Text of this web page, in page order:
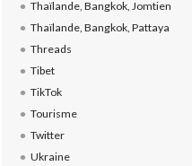
Thaïlande, Bangkok, Jomtien
Thaïlande, Bangkok, Pattaya
Threads
Tibet
TikTok
Tourisme
Twitter
Ukraine